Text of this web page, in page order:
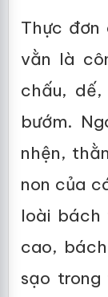
Thực đơn
vằn là
chấu,
bướm.
nhện,
non của
loài bách
cao,
sạo